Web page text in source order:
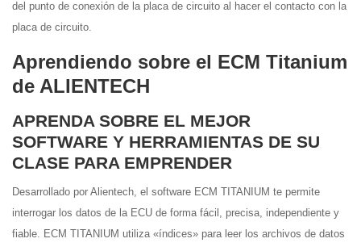
del punto de conexión de la placa de circuito al hacer el contacto con la
placa de circuito.
Aprendiendo sobre el ECM Titanium
de ALIENTECH
APRENDA SOBRE EL MEJOR
SOFTWARE Y HERRAMIENTAS DE SU
CLASE PARA EMPRENDER
Desarrollado por Alientech, el software ECM TITANIUM te permite
interrogar los datos de la ECU de forma fácil, precisa, independiente y
fiable. ECM TITANIUM utiliza «índices» para leer los archivos de datos